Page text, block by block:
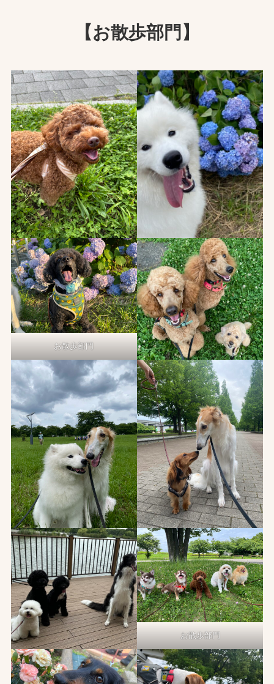
【お散歩部門】
お散歩部門
お散歩部門